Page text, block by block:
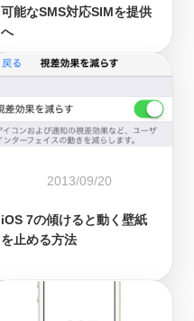
可能なSMS対応SIMを提供
へ
2013/09/20
iOS 7の傾けると動く壁紙
を止める方法